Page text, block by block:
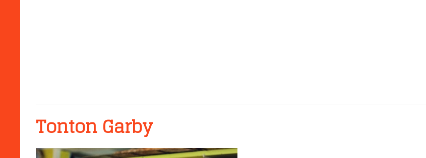
Tonton Garby